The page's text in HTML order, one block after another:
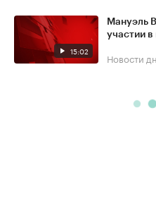
15:02
Мануэль
участии в
Новости